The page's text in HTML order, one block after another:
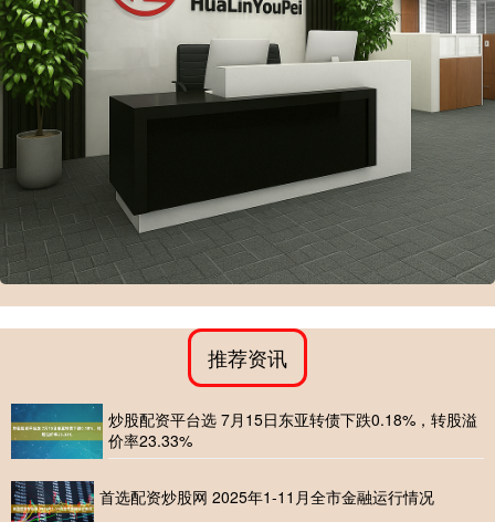
推荐资讯
炒股配资平台选 7月15日东亚转债下跌0.18%，转股溢
价率23.33%
首选配资炒股网 2025年1-11月全市金融运行情况